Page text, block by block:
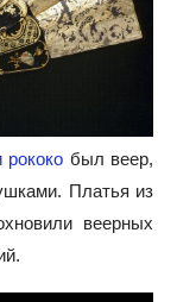
рококо был веер,
Платья из
веерных